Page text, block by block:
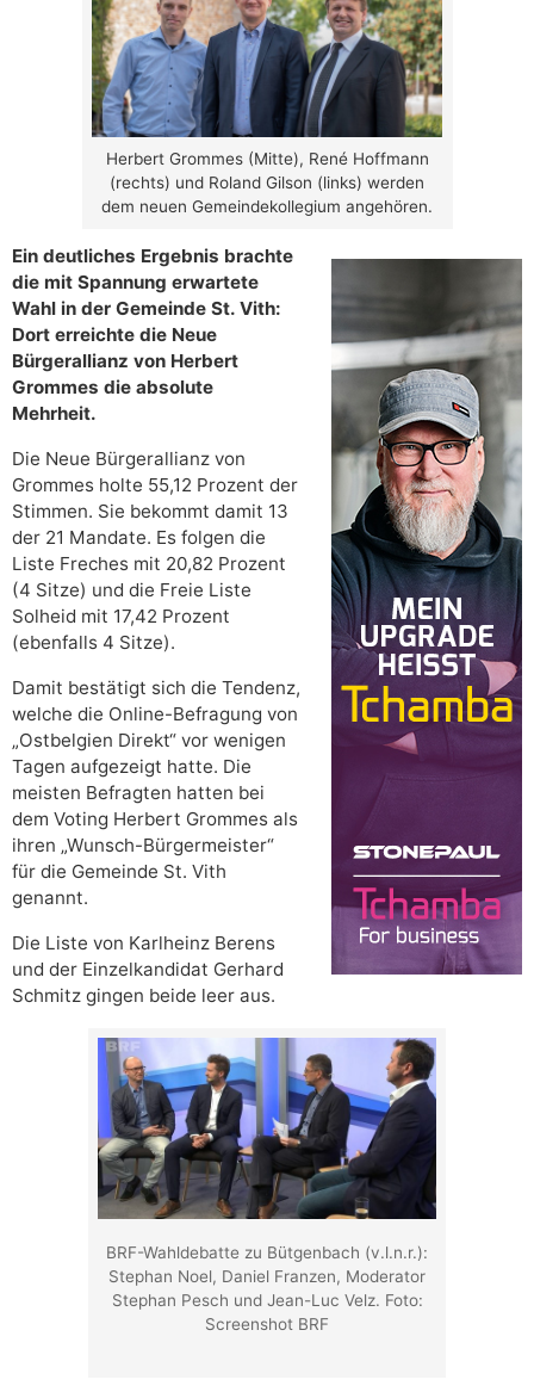
Herbert Grommes (Mitte), René Hoffmann
(rechts) und Roland Gilson (links) werden
dem neuen Gemeindekollegium angehören.
Ein deutliches Ergebnis brachte
die mit Spannung erwartete
Wahl in der Gemeinde St. Vith:
Dort erreichte die Neue
Bürgerallianz von Herbert
Grommes die absolute
Mehrheit.
Die Neue Bürgerallianz von
Grommes holte 55,12 Prozent der
Stimmen. Sie bekommt damit 13
der 21 Mandate. Es folgen die
Liste Freches mit 20,82 Prozent
(4 Sitze) und die Freie Liste
Solheid mit 17,42 Prozent
(ebenfalls 4 Sitze).
Damit bestätigt sich die Tendenz,
welche die Online-Befragung von
„Ostbelgien Direkt“ vor wenigen
Tagen aufgezeigt hatte. Die
meisten Befragten hatten bei
dem Voting Herbert Grommes als
ihren „Wunsch-Bürgermeister“
für die Gemeinde St. Vith
genannt.
Die Liste von Karlheinz Berens
und der Einzelkandidat Gerhard
Schmitz gingen beide leer aus.
BRF-Wahldebatte zu Bütgenbach (v.l.n.r.):
Stephan Noel, Daniel Franzen, Moderator
Stephan Pesch und Jean-Luc Velz. Foto:
Screenshot BRF